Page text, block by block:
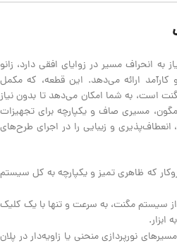
به انحراف مسیر در زوایای افقی دارد، زانو
و کارآمد ارائه می‌دهد. این قطعه، که مکمل
است، به شما امکان می‌دهد تا بدون نیاز
مسیری صاف و یکپارچه برای تجهیزات
انعطاف‌پذیری و زیبایی را در اجرای طرح‌های
که ظاهری تمیز و یکپارچه به کل سیستم
از سیستم مگنت، به سرعت و تنها با یک کلیک
ابزار.
نورپردازی منحنی یا زاویه‌دار در پلان